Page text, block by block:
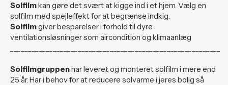
Solfilmkan gøre det svært at kigge ind i et hjem. Vælg en
solfilm med spejleffekt for at begrænse indkig.
Solfilmgiver besparelser i forhold til dyre
ventilationsløsninger som aircondition og klimaanlæg
Solfilmgruppenhar leveret og monteret solfilm i mere end
25 år. Har i behov for at reducere solvarme i jeres bolig så